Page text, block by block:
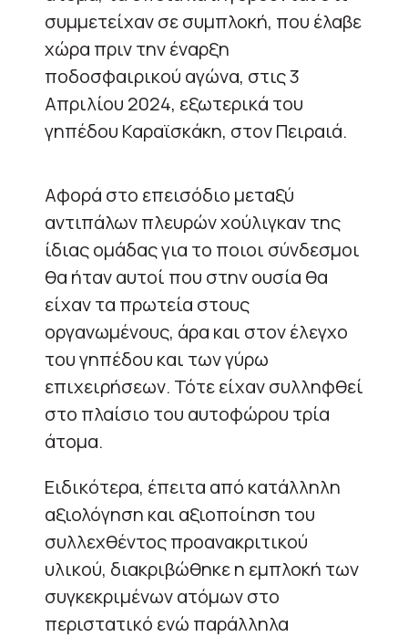
συμμετείχαν σε συμπλοκή, που έλαβε
χώρα πριν την έναρξη
ποδοσφαιρικού αγώνα, στις 3
Απριλίου 2024, εξωτερικά του
γηπέδου Καραϊσκάκη, στον Πειραιά.
Αφορά στο επεισόδιο μεταξύ
αντιπάλων πλευρών χούλιγκαν της
ίδιας ομάδας για το ποιοι σύνδεσμοι
θα ήταν αυτοί που στην ουσία θα
είχαν τα πρωτεία στους
οργανωμένους, άρα και στον έλεγχο
του γηπέδου και των γύρω
επιχειρήσεων. Τότε είχαν συλληφθεί
στο πλαίσιο του αυτοφώρου τρία
άτομα.
Ειδικότερα, έπειτα από κατάλληλη
αξιολόγηση και αξιοποίηση του
συλλεχθέντος προανακριτικού
υλικού, διακριβώθηκε η εμπλοκή των
συγκεκριμένων ατόμων στο
περιστατικό ενώ παράλληλα